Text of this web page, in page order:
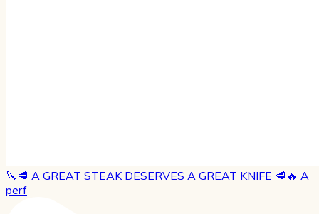
🔪🥩 A GREAT STEAK DESERVES A GREAT KNIFE 🥩🔥 A
perf